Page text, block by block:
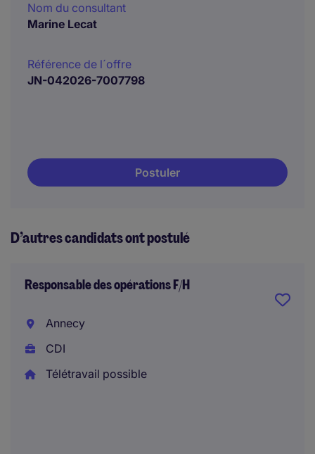
Nom du consultant
Marine Lecat
Référence de l´offre
JN-042026-7007798
Postuler
D’autres candidats ont postulé
Responsable des opérations F/H
Annecy
CDI
Télétravail possible